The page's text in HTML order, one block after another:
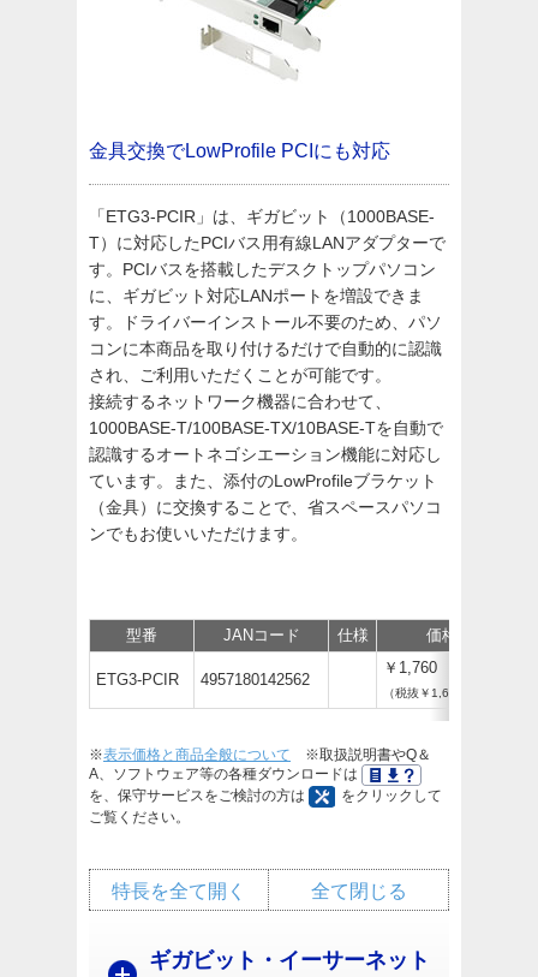
金具交換でLowProfile PCIにも対応
「ETG3-PCIR」は、ギガビット（1000BASE-
T）に対応したPCIバス用有線LANアダプターで
す。PCIバスを搭載したデスクトップパソコン
に、ギガビット対応LANポートを増設できま
す。ドライバーインストール不要のため、パソ
コンに本商品を取り付けるだけで自動的に認識
され、ご利用いただくことが可能です。
接続するネットワーク機器に合わせて、
1000BASE-T/100BASE-TX/10BASE-Tを自動で
認識するオートネゴシエーション機能に対応し
ています。また、添付のLowProfileブラケット
（金具）に交換することで、省スペースパソコ
ンでもお使いいただけます。
型番 JANコード 仕様 価格
ETG3-PCIR 4957180142562
￥1,760
（税抜￥1,600）
※表示価格と商品全般について ※取扱説明書やQ＆
A、ソフトウェア等の各種ダウンロードは
を、保守サービスをご検討の方は
をクリックして
ご覧ください。
全て閉じる
特長を全て開く
ギガビット・イーサーネット